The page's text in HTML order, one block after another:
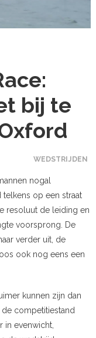
bij te
WEDSTRIJDEN
nogal
op een straat
resoluut de leiding en
voorsprong. De
verder uit, de
ook nog eens een
kunnen zijn dan
competitiestand
in evenwicht,